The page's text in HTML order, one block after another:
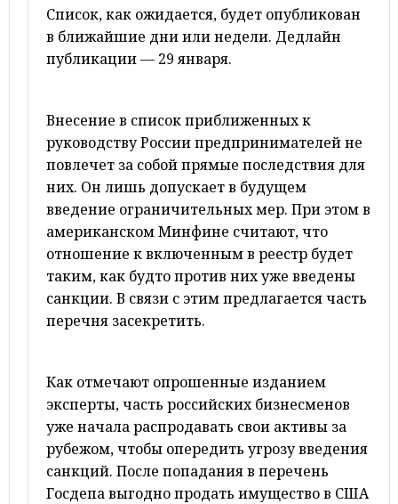
Список, как ожидается, будет опубликован
в ближайшие дни или недели. Дедлайн
публикации — 29 января.
Внесение в список приближенных к
руководству России предпринимателей не
повлечет за собой прямые последствия для
них. Он лишь допускает в будущем
введение ограничительных мер. При этом в
американском Минфине считают, что
отношение к включенным в реестр будет
таким, как будто против них уже введены
санкции. В связи с этим предлагается часть
перечня засекретить.
Как отмечают опрошенные изданием
эксперты, часть российских бизнесменов
уже начала распродавать свои активы за
рубежом, чтобы опередить угрозу введения
санкций. После попадания в перечень
Госдепа выгодно продать имущество в США